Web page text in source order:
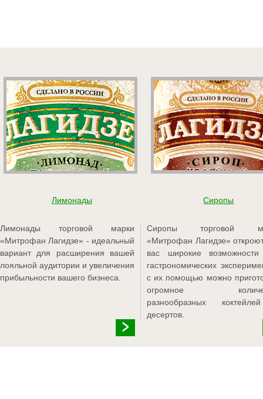
Лимонады
Лимонады торговой марки
«Митрофан Лагидзе» - идеальный
вариант для расширения вашей
лояльной аудитории и увеличения
прибыльности вашего бизнеса.
Сиропы
Сиропы торговой
«Митрофан Лагидзе»
вас широкие
гастрономических
с их помощью можно
огромное
разнообразных
десертов.